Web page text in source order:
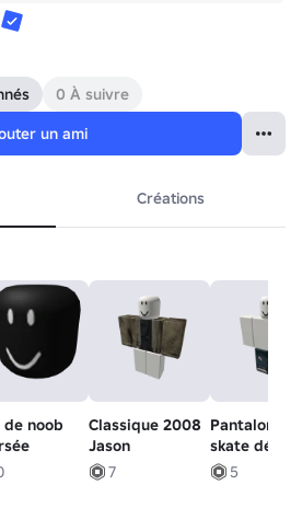
0 À suivre
un ami
Créations
de noob
Classique 2008
Jason
7
Pantalons
skate
!!! 5